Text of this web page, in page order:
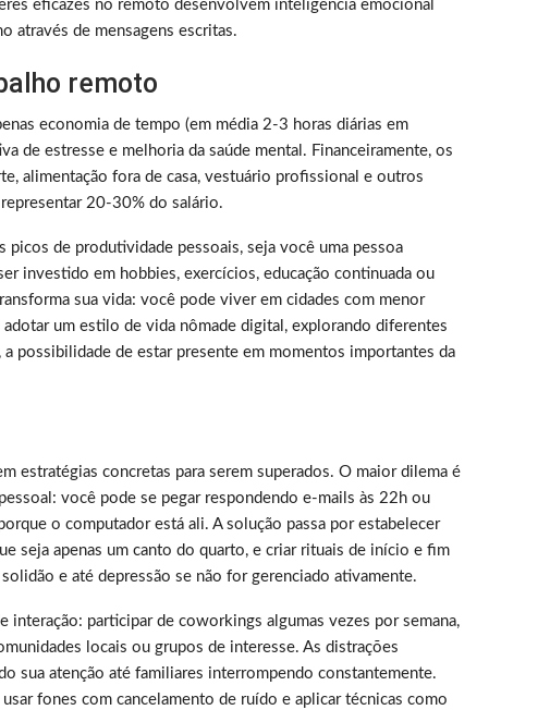
eficazes no remoto desenvolvem inteligência emocional
através de mensagens escritas.
remoto
economia de tempo (em média 2-3 horas diárias em
de estresse e melhoria da saúde mental. Financeiramente, os
alimentação fora de casa, vestuário profissional e outros
20-30% do salário.
de produtividade pessoais, seja você uma pessoa
investido em hobbies, exercícios, educação continuada ou
sua vida: você pode viver em cidades com menor
um estilo de vida nômade digital, explorando diferentes
a possibilidade de estar presente em momentos importantes da
estratégias concretas para serem superados. O maior dilema é
você pode se pegar respondendo e-mails às 22h ou
o computador está ali. A solução passa por estabelecer
seja apenas um canto do quarto, e criar rituais de início e fim
e até depressão se não for gerenciado ativamente.
interação: participar de coworkings algumas vezes por semana,
locais ou grupos de interesse. As distrações
sua atenção até familiares interrompendo constantemente.
fones com cancelamento de ruído e aplicar técnicas como